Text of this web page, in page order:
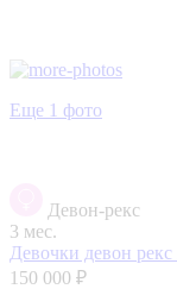
Еще 1 фото
Девон-рекс
3 мес.
Девочки девон рекс
150 000 ₽